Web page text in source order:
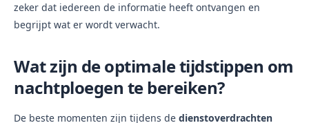
zeker dat iedereen de informatie heeft ontvangen en
begrijpt wat er wordt verwacht.
Wat zijn de optimale tijdstippen om
nachtploegen te bereiken?
De beste momenten zijn tijdens de dienstoverdrachten